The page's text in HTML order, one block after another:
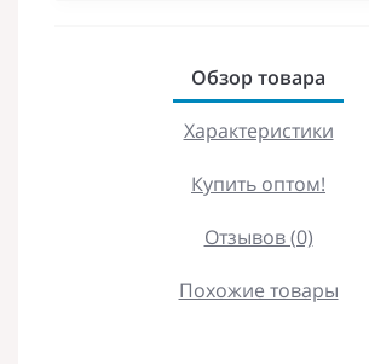
Обзор товара
Характеристики
Купить оптом!
Отзывов (0)
Похожие товары